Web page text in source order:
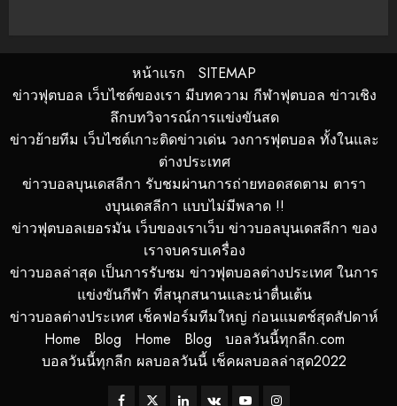
หน้าแรก
SITEMAP
ข่าวฟุตบอล เว็บไซต์ของเรา มีบทความ กีฬาฟุตบอล ข่าวเชิง
ลึกบทวิจารณ์การแข่งขันสด
ข่าวย้ายทีม เว็บไซต์เกาะติดข่าวเด่น วงการฟุตบอล ทั้งในและ
ต่างประเทศ
ข่าวบอลบุนเดสลีกา รับชมผ่านการถ่ายทอดสดตาม ตารา
งบุนเดสลีกา แบบไม่มีพลาด !!
ข่าวฟุตบอลเยอรมัน เว็บของเราเว็บ ข่าวบอลบุนเดสลีกา ของ
เราจบครบเครื่อง
ข่าวบอลล่าสุด เป็นการรับชม ข่าวฟุตบอลต่างประเทศ ในการ
แข่งขันกีฬา ที่สนุกสนานและน่าตื่นเต้น
ข่าวบอลต่างประเทศ เช็คฟอร์มทีมใหญ่ ก่อนแมตช์สุดสัปดาห์
Home
Blog Home Blog
บอลวันนี้ทุกลีก.com
บอลวันนี้ทุกลีก ผลบอลวันนี้ เช็คผลบอลล่าสุด2022
Facebook
TwitterLinkedin
VK YoutubeInstagram